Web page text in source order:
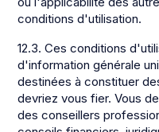
conditions d'utilisation.
12.3. Ces conditions
d'information générale
destinées à constituer
devriez vous fier. Vous
des conseillers